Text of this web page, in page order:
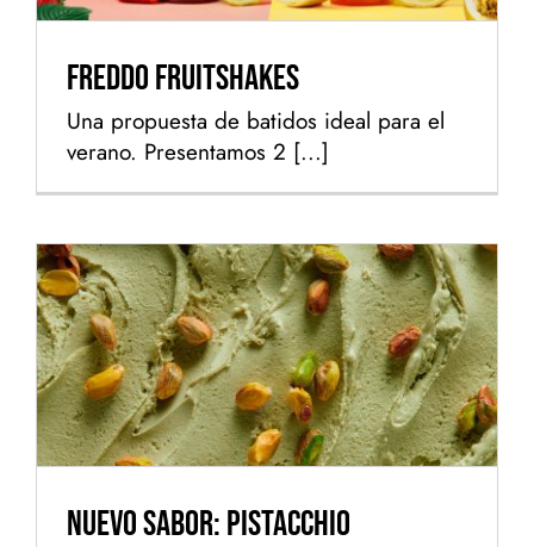
Freddo Fruitshakes
Una propuesta de batidos ideal para el
verano. Presentamos 2 [...]
Nuevo sabor: Pistacchio
Nuevo sabor: Pistacchio